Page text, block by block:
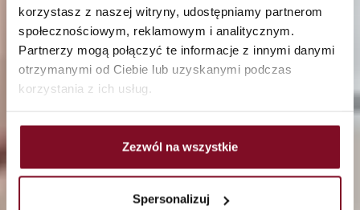
korzystasz z naszej witryny, udostępniamy partnerom
społecznościowym, reklamowym i analitycznym.
Partnerzy mogą połączyć te informacje z innymi danymi
otrzymanymi od Ciebie lub uzyskanymi podczas
korzystania z ich usług.
Zezwól na wszystkie
Spersonalizuj